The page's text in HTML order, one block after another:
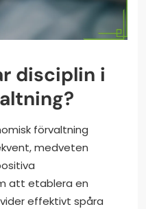
disciplin i
förvaltning
medveten
att etablera en
effektivt spåra